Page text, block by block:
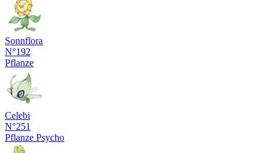
Sonnflora
N°192
Pflanze
Celebi
N°251
Pflanze Psycho